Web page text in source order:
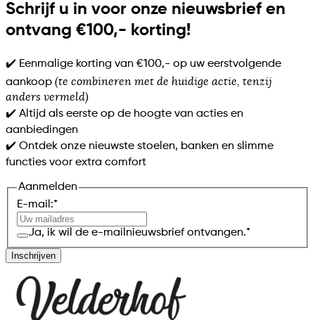
Schrijf u in voor onze nieuwsbrief en
ontvang €100,- korting!
✔️ Eenmalige korting van €100,- op uw eerstvolgende
aankoop (te combineren met de huidige actie, tenzij
anders vermeld)
✔️ Altijd als eerste op de hoogte van acties en
aanbiedingen
✔️ Ontdek onze nieuwste stoelen, banken en slimme
functies voor extra comfort
Aanmelden
E-mail:*
Ja, ik wil de e-mailnieuwsbrief ontvangen.*
Inschrijven